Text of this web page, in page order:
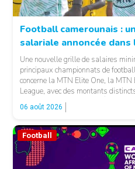
Football camerounais :
salariale annoncée dans
Une nouvelle grille de salaires
principaux championnats de
concerne la MTN Elite One, la
League, avec des montants
fonctions. LA SUITE APRÈS LA
relayées par Allez Les Lions, […]
06 août 2026
Football